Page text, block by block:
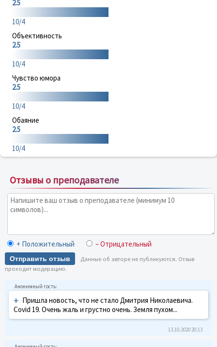
2.5
10/4
Объективность
2.5
10/4
Чувство юмора
2.5
10/4
Обаяние
2.5
10/4
Отзывы о преподавателе
+ Положительный – Отрицательный
Отправить отзыв
Данные об авторе не публикуются. Отзыв
проходит модерацию.
+ Пришла новость, что не стало Дмитрия Николаевича.
Covid 19. Очень жаль и грустно очень. Земля пухом...
13.10.2020 20:13